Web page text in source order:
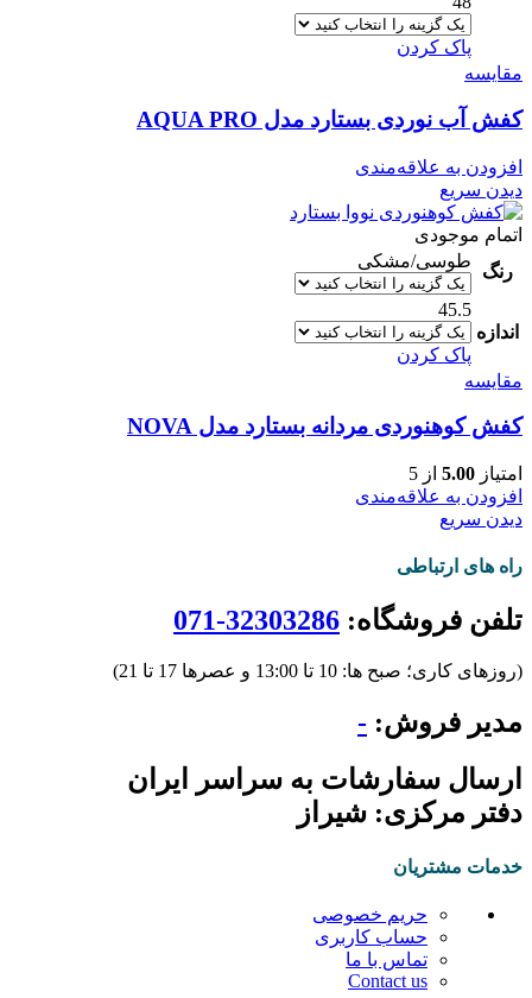
پاک کردن
مقایسه
کفش آب نوردی بستارد مدل AQUA PRO
افزودن به علاقه‌مندی
دیدن سریع
اتمام موجودی
رنگ
طوسی/مشکی
اندازه
45.5
پاک کردن
مقایسه
کفش کوهنوردی مردانه بستارد مدل NOVA
امتیاز 5.00 از 5
افزودن به علاقه‌مندی
دیدن سریع
راه های ارتباطی
تلفن فروشگاه: 32303286-071
(روزهای کاری؛ صبح ها: 10 تا 13:00 و عصرها 17 تا 21)
مدیر فروش: -
ارسال سفارشات به سراسر ایران
دفتر مرکزی: شیراز
خدمات مشتریان
حریم خصوصی
حساب کاربری
تماس با ما
Contact us